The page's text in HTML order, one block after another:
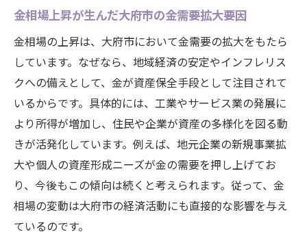
金相場上昇が生んだ大府市の金需要拡大要因
金相場の上昇は、大府市において金需要の拡大をもたら
しています。なぜなら、地域経済の安定やインフレリス
クへの備えとして、金が資産保全手段として注目されて
いるからです。具体的には、工業やサービス業の発展に
より所得が増加し、住民や企業が資産の多様化を図る動
きが活発化しています。例えば、地元企業の新規事業拡
大や個人の資産形成ニーズが金の需要を押し上げてお
り、今後もこの傾向は続くと考えられます。従って、金
相場の変動は大府市の経済活動にも直接的な影響を与え
ているのです。